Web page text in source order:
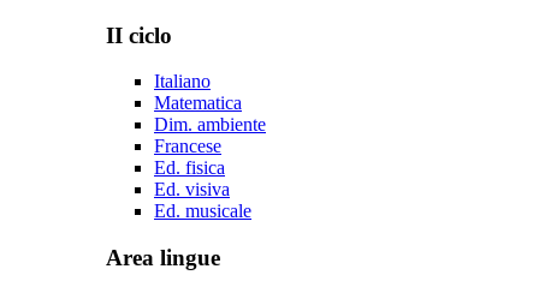
II ciclo
Italiano
Matematica
Dim. ambiente
Francese
Ed. fisica
Ed. visiva
Ed. musicale
Area lingue